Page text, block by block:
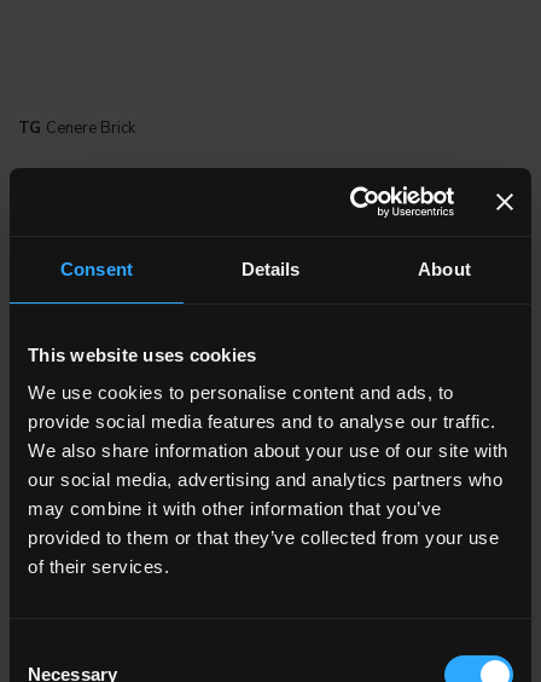
Consent Details About
This website uses cookies
We use cookies to personalise content and ads, to
provide social media features and to analyse our traffic.
We also share information about your use of our site with
our social media, advertising and analytics partners who
may combine it with other information that you’ve
provided to them or that they’ve collected from your use
of their services.
Necessary
TG Cenere Brick
TG 2Guado
TG Guado Brick